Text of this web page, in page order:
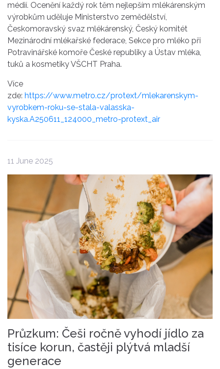
médií. Ocenění každý rok těm nejlepším mlékárenským
výrobkům uděluje Ministerstvo zemědělství,
Českomoravský svaz mlékárenský, Český komitét
Mezinárodní mlékařské federace, Sekce pro mléko při
Potravinářské komoře České republiky a Ústav mléka,
tuků a kosmetiky VŠCHT Praha.
Více
zde: https://www.metro.cz/protext/mlekarenskym-
vyrobkem-roku-se-stala-valasska-
kyska.A250611_124000_metro-protext_air
11 June 2025
Průzkum: Češi ročně vyhodí jídlo za
tisíce korun, častěji plýtvá mladší
generace